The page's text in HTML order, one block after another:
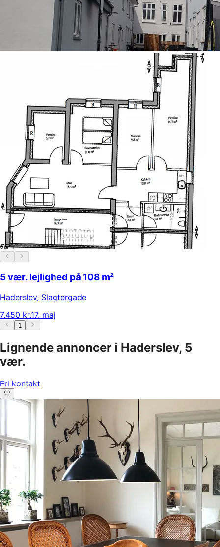
5 vær. lejlighed på 108 m²
Haderslev, Slagtergade
7.450 kr.17. maj
1
Lignende annoncer i Haderslev, 5
vær.
Fri kontakt